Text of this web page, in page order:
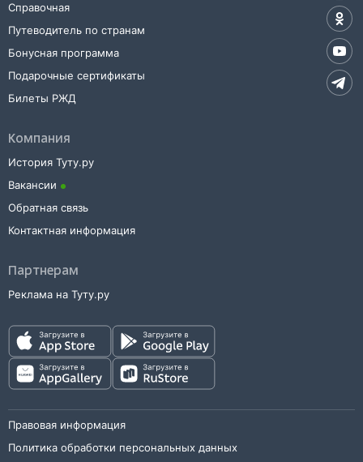
Справочная
Путеводитель по странам
Бонусная программа
Подарочные сертификаты
Билеты РЖД
Компания
История Туту.ру
Вакансии
Обратная связь
Контактная информация
Партнерам
Реклама на Туту.ру
Правовая информация
Политика обработки персональных данных